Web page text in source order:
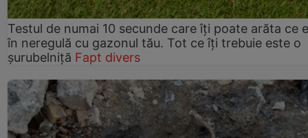
Testul de numai 10 secunde care îți poate arăta ce
în neregulă cu gazonul tău. Tot ce îți trebuie este o
șurubelniță Fapt divers